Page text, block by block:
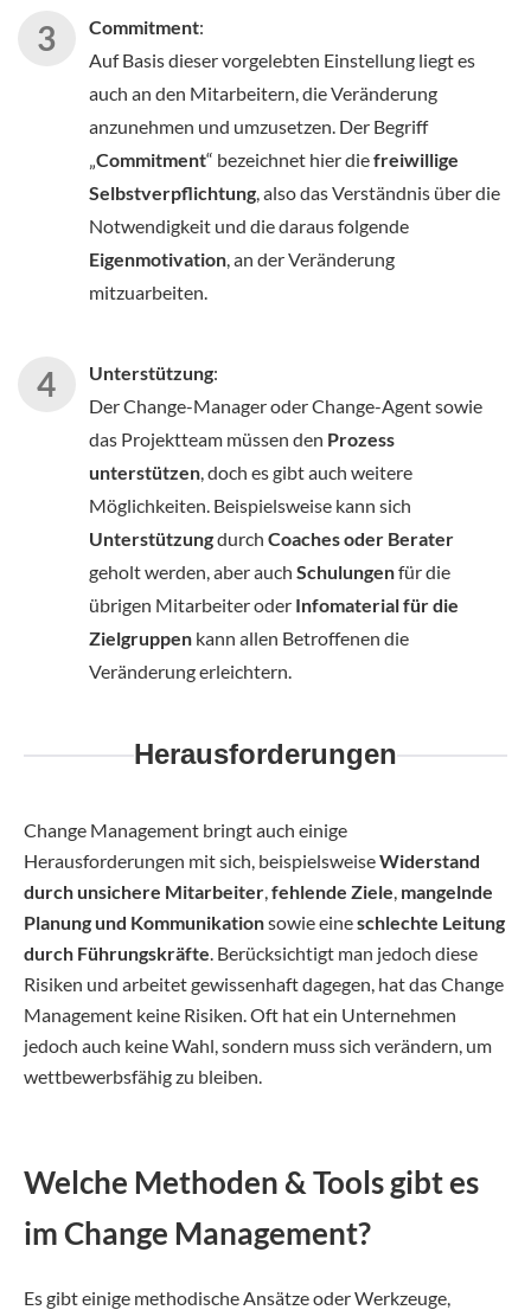
Commitment:
Auf Basis dieser vorgelebten Einstellung liegt es
auch an den Mitarbeitern, die Veränderung
anzunehmen und umzusetzen. Der Begriff
Commitment“ bezeichnet hier diefreiwillige
Selbstverpflichtung , also das Verständnis über die
Notwendigkeit und die daraus folgende
Eigenmotivation , an der Veränderung
mitzuarbeiten.
Unterstützung:
Der Change-Manager oder Change-Agent sowie
das Projektteam müssen den Prozess
unterstützen , doch es gibt auch weitere
Möglichkeiten. Beispielsweise kann sich
Unterstützungdurch Coaches oder Berater
geholt werden, aber auch Schulungenfür die
übrigen Mitarbeiter oder Infomaterial für die
Zielgruppen kann allen Betroffenen die
Veränderung erleichtern.
Herausforderungen
Change Management bringt auch einige
Herausforderungen mit sich, beispielsweiseWiderstand
durch unsichere Mitarbeiter fehlende Ziele mangelnde
Planung und Kommunikationsowie eineschlechte Leitung
durch Führungskräfte . Berücksichtigt man jedoch diese
Risiken und arbeitet gewissenhaft dagegen, hat das Change
Management keine Risiken. Oft hat ein Unternehmen
jedoch auch keine Wahl, sondern muss sich verändern, um
wettbewerbsfähig zu bleiben.
Welche Methoden & Tools gibt es
im Change Management?
Es gibt einige methodische Ansätze oder Werkzeuge,